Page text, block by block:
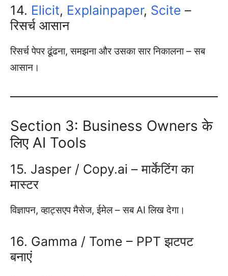
14. Elicit, Explainpaper, Scite –
रिसर्च आसान
रिसर्च पेपर ढूंढना, समझना और उसका सार निकालना – सब
आसान।
Section 3: Business Owners के
लिए AI Tools
15. Jasper / Copy.ai – मार्केटिंग का
मास्टर
विज्ञापन, व्हाट्सएप मैसेज, ईमेल – सब AI लिख देगा।
16. Gamma / Tome – PPT झटपट
बनाएं